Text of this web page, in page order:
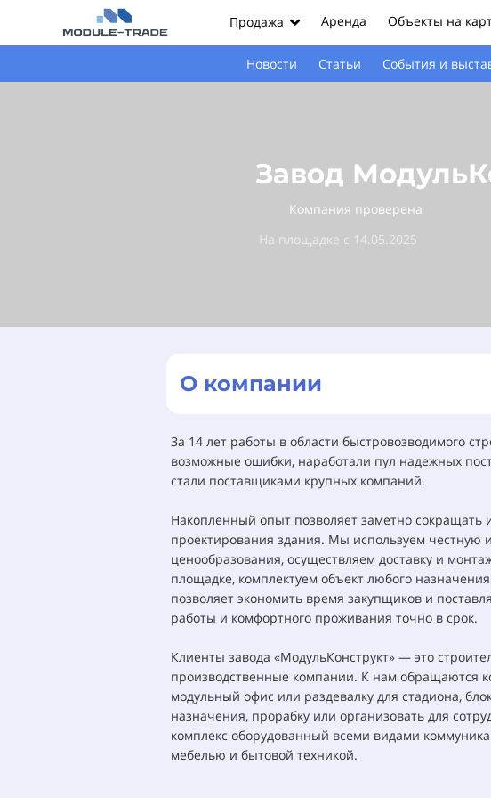
Продажа Аренда Объекты на
Новости Статьи События и
Завод
Компания проверена
На площадке с 14.05.2025
О компании
За 14 лет работы в области быстровозводимого
возможные ошибки, наработали пул надежных
стали поставщиками крупных компаний.
Накопленный опыт позволяет заметно сокращать
проектирования здания. Мы используем честную
ценообразования, осуществляем доставку и
площадке, комплектуем объект любого
позволяет экономить время закупщиков и
работы и комфортного проживания точно в срок.
Клиенты завода «МодульКонструкт» — это
производственные компании. К нам обращаются
модульный офис или раздевалку для стадиона,
назначения, прорабку или организовать для
комплекс оборудованный всеми видами
мебелью и бытовой техникой.